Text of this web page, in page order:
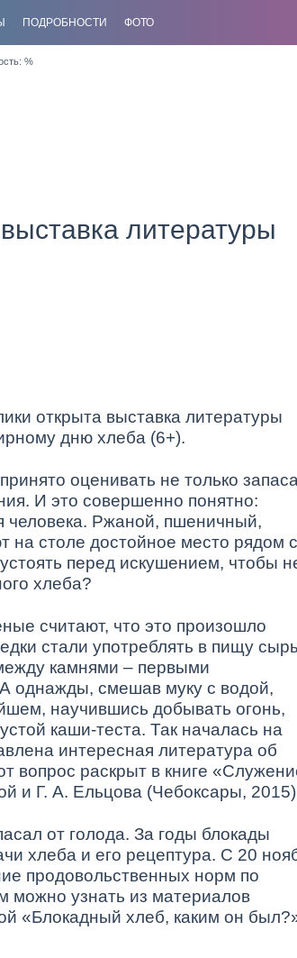
ПОДРОБНОСТИ ФОТО
%
литературы
открыта выставка литературы
дню хлеба (6+).
оценивать не только
И это совершенно понятно:
человека. Ржаной, пшеничный,
столе достойное место рядом с
перед искушением, чтобы
хлеба?
считают, что это произошло
стали употреблять в пищу
камнями – первыми
однажды, смешав муку с водой,
научившись добывать огонь,
каши-теста. Так началась на
интересная литература об
вопрос раскрыт в книге
и Г. А. Ельцова (Чебоксары,
от голода. За годы блокады
хлеба и его рецептура. С 20
продовольственных норм по
можно узнать из материалов
«Блокадный хлеб, каким он